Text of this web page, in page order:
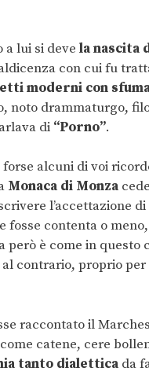
a lui si deve la nascita
con cui fu
moderni con
noto drammaturgo,
di “Porno”.
alcuni di voi
Monaca di Monza
l’accettazione
fosse contenta o
però è come in questo
al contrario, proprio
raccontato il
come catene, cere
tanto dialettica da